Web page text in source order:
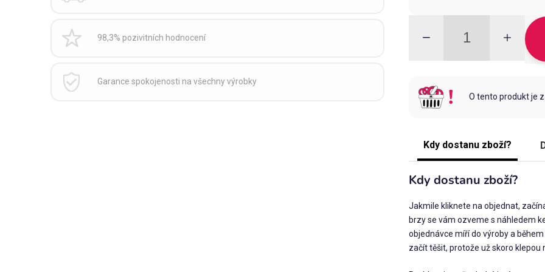
O tento produkt je
Kdy dostanu zboží?
Kdy dostanu zboží?
Jakmile kliknete na objednat,
brzy se vám ozveme s náhledem
objednávce míří do výroby a
začít těšit, protože už skoro klepou
98,3% pozivitních hodnocení
Garance spokojenosti na všechny výrobky